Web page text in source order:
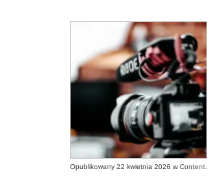
Opublikowany 22 kwietnia 2026 w Content